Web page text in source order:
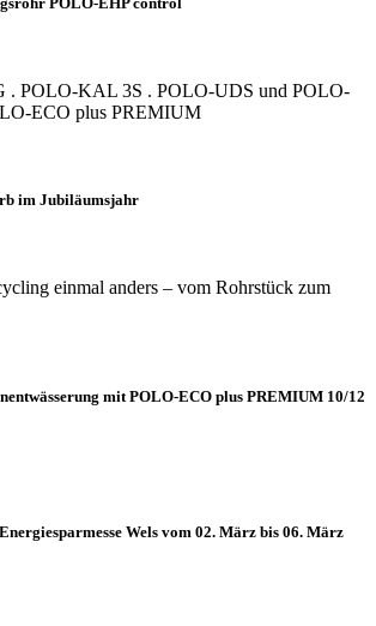
. POLO-KAL 3S . POLO-UDS und POLO-
ECO plus PREMIUM
im Jubiläumsjahr
einmal anders – vom Rohrstück zum
mit POLO-ECO plus PREMIUM 10/12
Wels vom 02. März bis 06. März